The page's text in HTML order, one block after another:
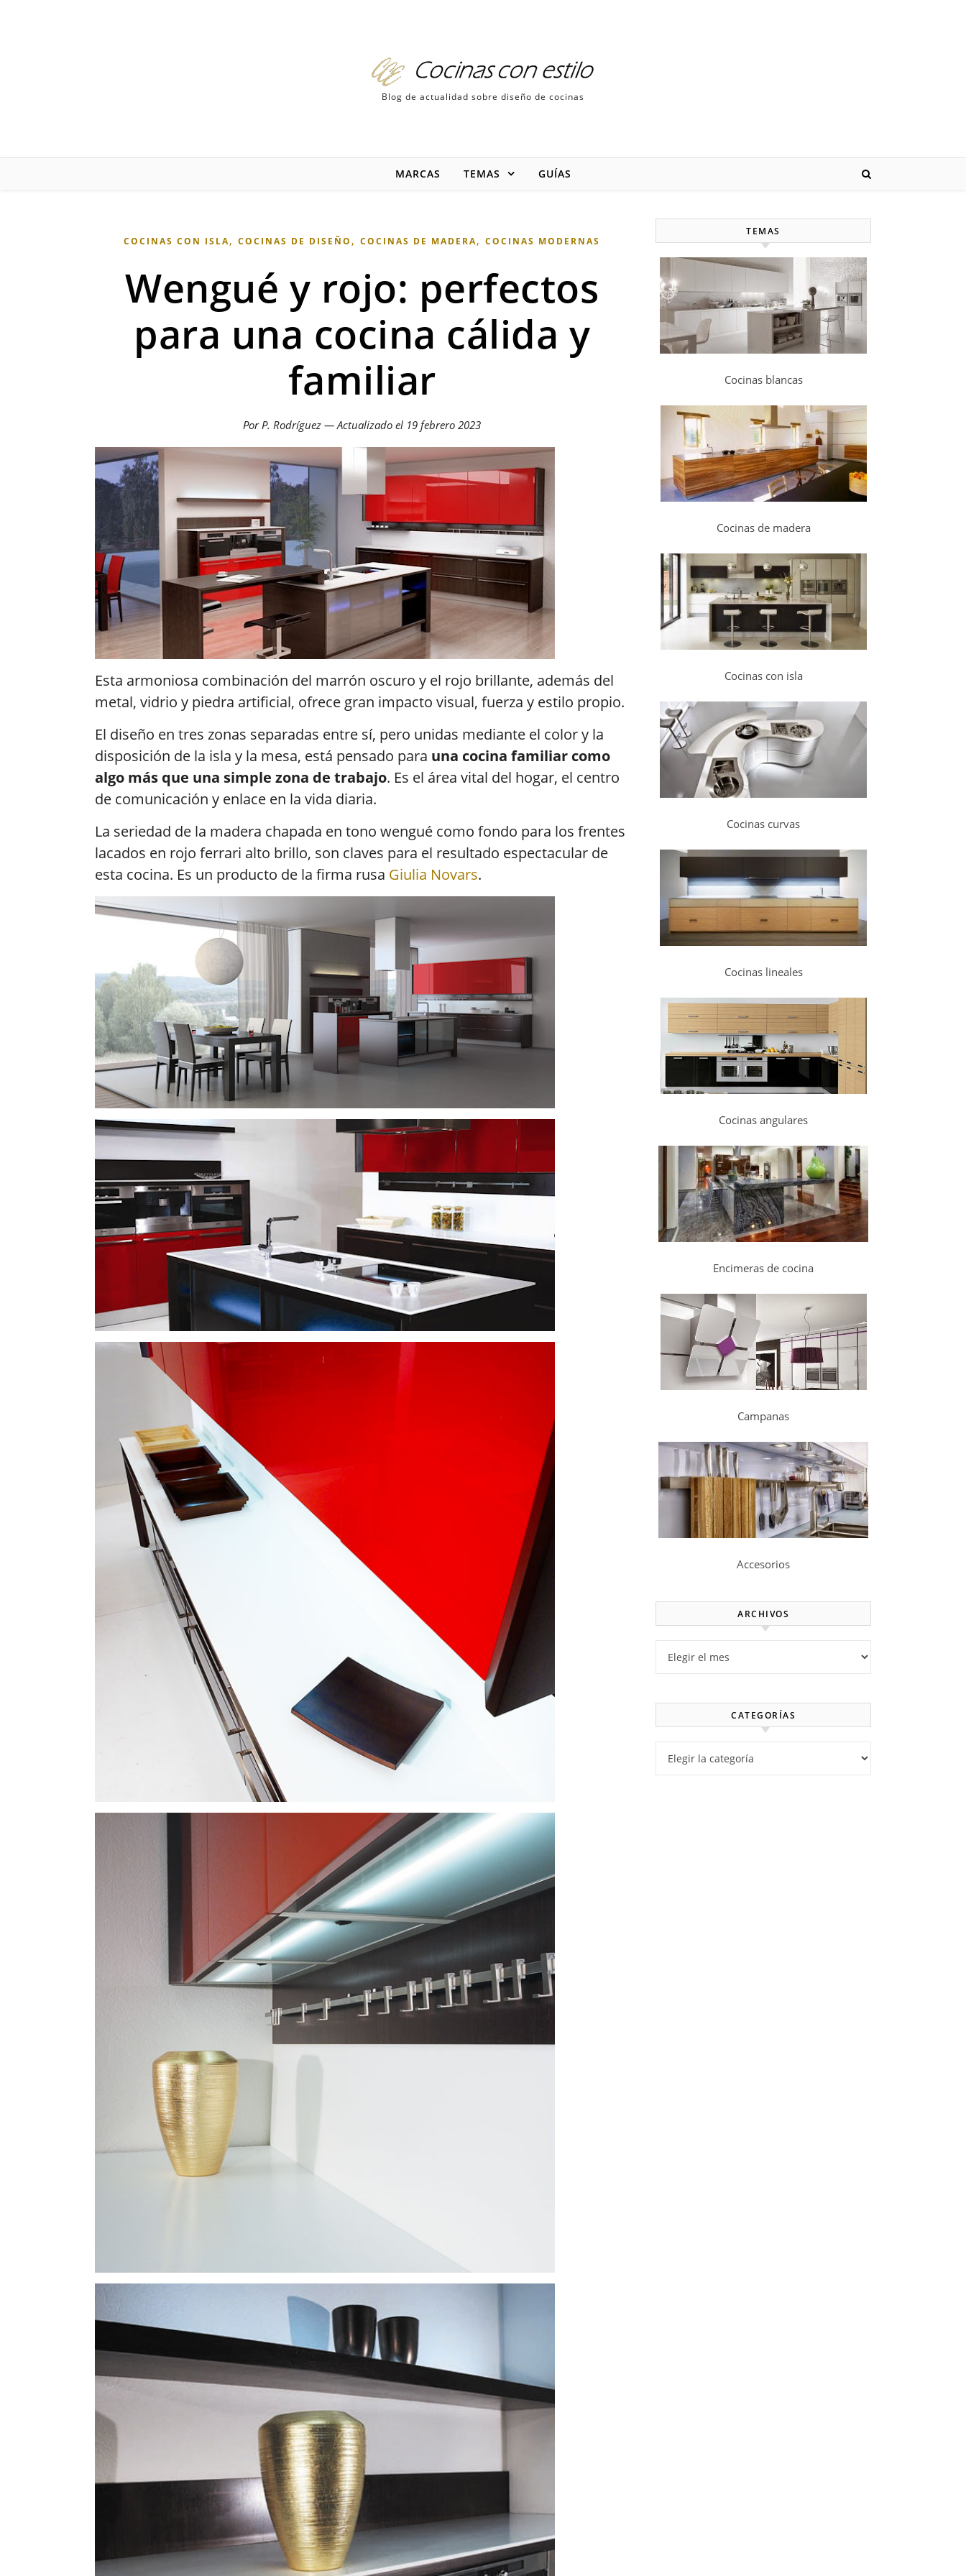
Blog de actualidad sobre diseño de cocinas
MARCAS TEMAS GUÍAS
COCINAS CON ISLA, COCINAS DE DISEÑO , COCINAS DE MADERA, COCINAS MODERNAS
Wengué y rojo: perfectos
para una cocina cálida y
familiar
Por P. Rodríguez — Actualizado el 19 febrero 2023
Esta armoniosa combinación del marrón oscuro y el rojo brillante, además del
metal, vidrio y piedra artificial, ofrece gran impacto visual, fuerza y estilo propio.
El diseño en tres zonas separadas entre sí, pero unidas mediante el color y la
disposición de la isla y la mesa, está pensado para una cocina familiar como
algo más que una simple zona de trabajo. Es el área vital del hogar, el centro
de comunicación y enlace en la vida diaria.
La seriedad de la madera chapada en tono wengué como fondo para los frentes
lacados en rojo ferrari alto brillo, son claves para el resultado espectacular de
esta cocina. Es un producto de la firma rusa Giulia Novars.
TEMAS
Cocinas blancas
Cocinas de madera
Cocinas con isla
Cocinas curvas
Cocinas lineales
Cocinas angulares
Encimeras de cocina
Campanas
Accesorios
ARCHIVOS
CATEGORÍAS